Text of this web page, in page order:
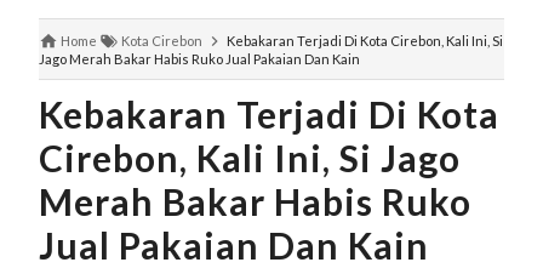
Home Kota Cirebon
Kebakaran Terjadi Di Kota Cirebon, Kali Ini, Si
Jago Merah Bakar Habis Ruko Jual Pakaian Dan Kain
Kebakaran Terjadi Di Kota
Cirebon, Kali Ini, Si Jago
Merah Bakar Habis Ruko
Jual Pakaian Dan Kain